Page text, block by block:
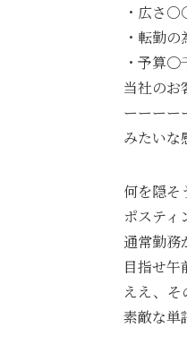
・広さ
・転勤
・予算
当社のお
ーーーー
みたいな
何を隠そ
ポスティ
通常勤務
目指せ午
ええ、そ
素敵な単